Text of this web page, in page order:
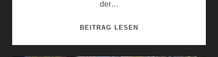
der…
BEITRAG LESENDIE